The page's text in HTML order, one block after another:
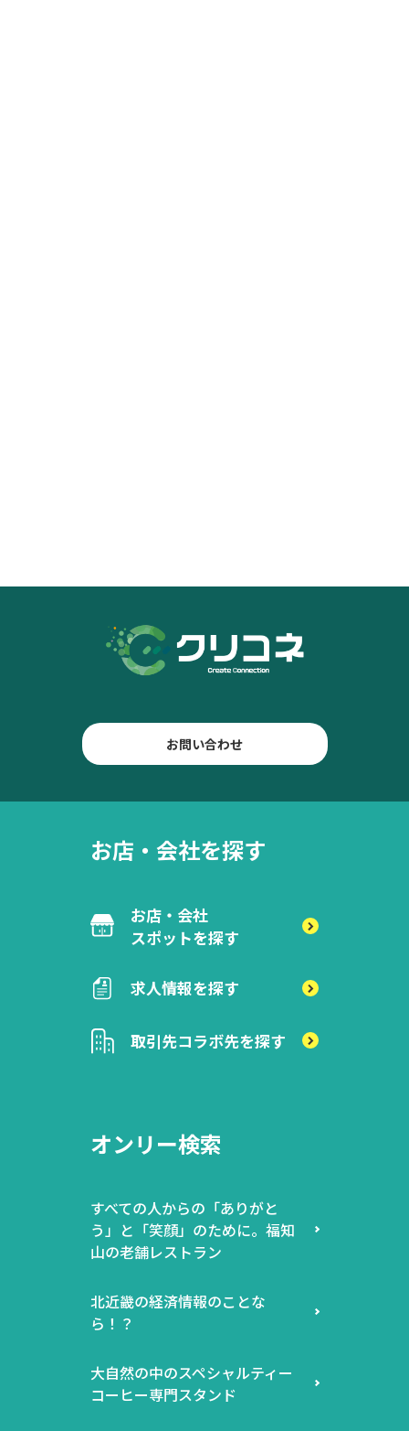
お問い合わせ
お店・会社を探す
お店・会社
スポットを探す
求人情報を探す
取引先コラボ先を探す
オンリー検索
すべての人からの「ありがと
う」と「笑顔」のために。福知
山の老舗レストラン
北近畿の経済情報のことな
ら！？
大自然の中のスペシャルティー
コーヒー専門スタンド